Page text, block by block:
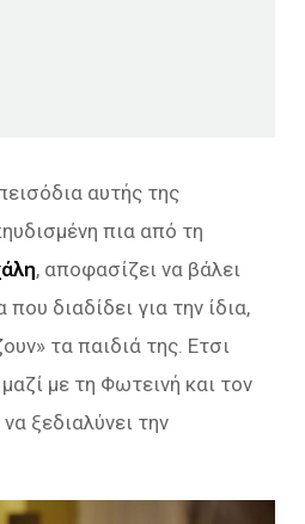
αυτής της
πια από τη
, αποφασίζει να βάλει
διαδίδει για την ίδια,
τα παιδιά της. Ετσι
με τη Φωτεινή και τον
ξεδιαλύνει την